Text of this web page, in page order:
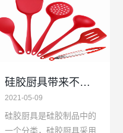
用非常多，而与其他材质
相比之下除了塑胶之外...
硅胶厨具带来不一样的生活体验
2021-05-09
硅胶厨具是硅胶制品中的
一个分类，硅胶厨具采用